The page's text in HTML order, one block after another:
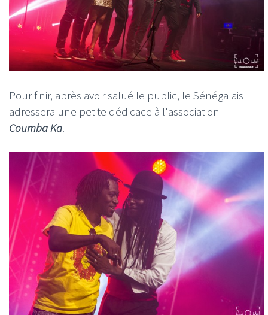
Pour finir, après avoir salué le public, le Sénégalais
adressera une petite dédicace à l'association
Coumba Ka.